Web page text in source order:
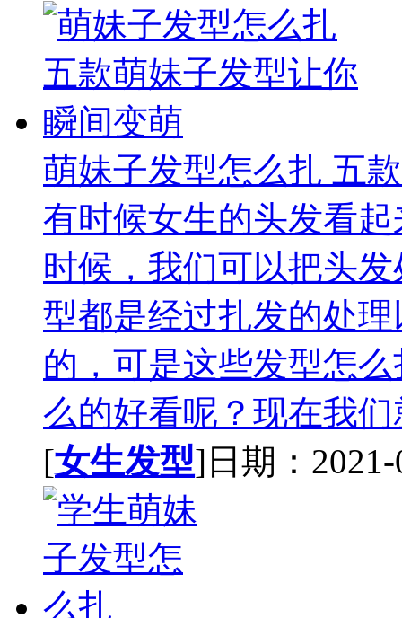
萌妹子发型怎么扎 五
有时候女生的头发看
时候，我们可以把头
型都是经过扎发的处
的，可是这些发型怎
么的好看呢？现在我
[女生发型]日期：2021-